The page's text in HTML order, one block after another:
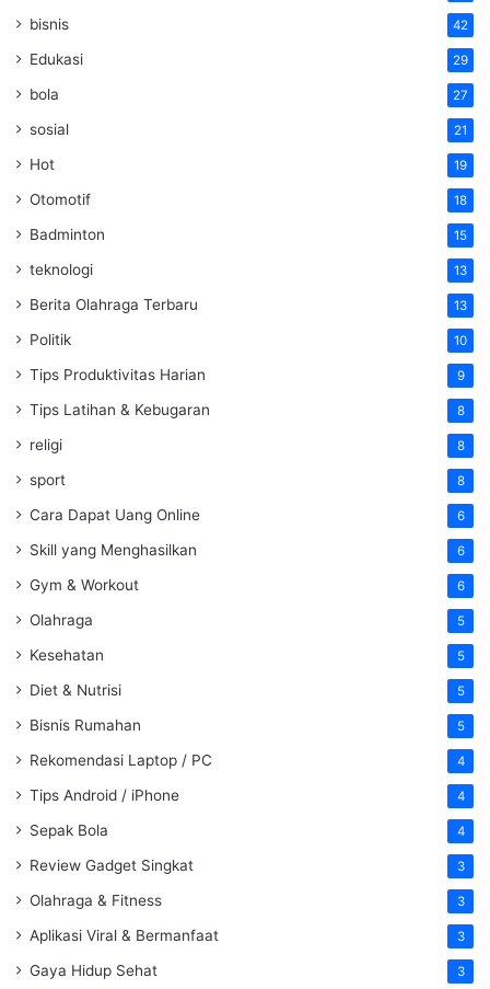
bisnis 42
Edukasi 29
bola 27
sosial 21
Hot 19
Otomotif 18
Badminton 15
teknologi 13
Berita Olahraga Terbaru 13
Politik 10
Tips Produktivitas Harian 9
Tips Latihan & Kebugaran 8
religi 8
sport 8
Cara Dapat Uang Online 6
Skill yang Menghasilkan 6
Gym & Workout 6
Olahraga 5
Kesehatan 5
Diet & Nutrisi 5
Bisnis Rumahan 5
Rekomendasi Laptop / PC 4
Tips Android / iPhone 4
Sepak Bola 4
Review Gadget Singkat 3
Olahraga & Fitness 3
Aplikasi Viral & Bermanfaat 3
Gaya Hidup Sehat 3